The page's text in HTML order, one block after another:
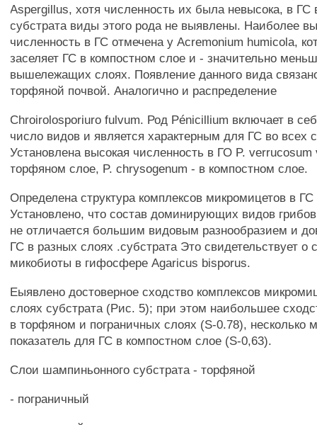
Aspergillus, хотя численность их была невысока, в ГС
субстрата виды этого рода не выявлены. Наиболее
численность в ГС отмечена у Acremonium humicola,
заселяет ГС в компостном слое и - значительно
вышележащих слоях. Появление данного вида
торфяной почвой. Аналогично и распределение
Chroirolosporiuro fulvum. Род Pénicillium включает в
число видов и является характерным для ГС во всех
Установлена высокая численность в ГО P.
торфяном слое, P. chrysogenum - в компостном слое.
Определена структура комплексов микромицетов в
Установлено, что состав доминирующих видов
не отличается большим видовым разнообразием и
ГС в разных слоях .субстрата Это свидетельствует о
микобиоты в гифосфере Agaricus bisporus.
Еыявлено достоверное сходство комплексов
слоях субстрата (Рис. 5); при этом наибольшее
в торфяном и пограничных слоях (S-0.78), несколько
показатель для ГС в компостном слое (S-0,63).
Слои шампиньонного субстрата - торфяной
- пограничный